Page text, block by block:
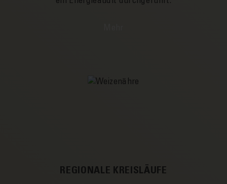
REGIONALE KREISLÄUFE